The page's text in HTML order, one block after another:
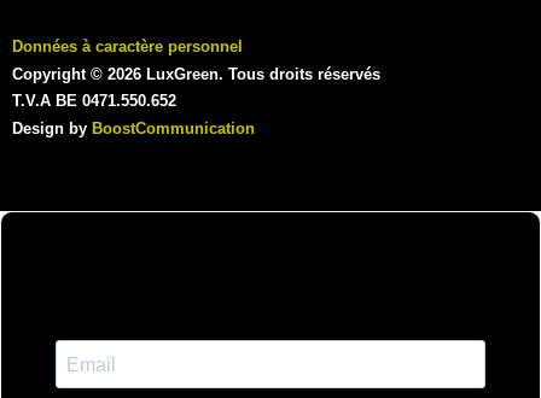
Données à caractère personnel
Copyright © 2026 LuxGreen. Tous droits réservés
T.V.A BE 0471.550.652
Design by BoostCommunication